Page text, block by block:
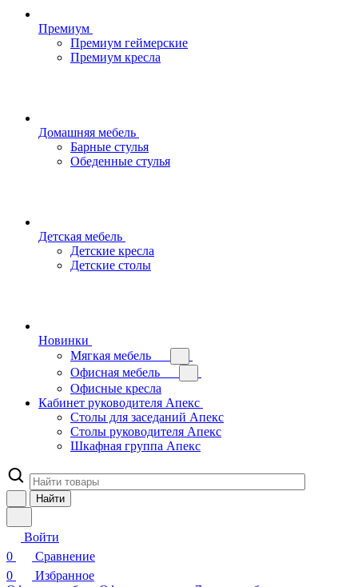
Премиум
Премиум геймерские
Премиум кресла
Домашняя мебель
Барные стулья
Обеденные стулья
Детская мебель
Детские кресла
Детские столы
Новинки
Мягкая мебель
Офисная мебель
Офисные кресла
Кабинет руководителя Апекс
Столы для заседаний Апекс
Столы руководителя Апекс
Шкафная группа Апекс
Найти
Войти
0
Сравнение
0
Избранное